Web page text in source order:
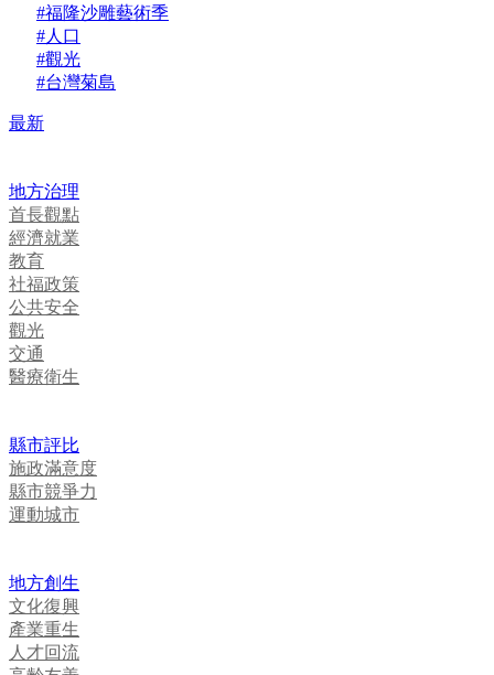
#福隆沙雕藝術季
#人口
#觀光
#台灣菊島
最新
地方治理
首長觀點
經濟就業
教育
社福政策
公共安全
觀光
交通
醫療衛生
縣市評比
施政滿意度
縣市競爭力
運動城市
地方創生
文化復興
產業重生
人才回流